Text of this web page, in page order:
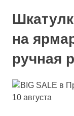
на
ручная